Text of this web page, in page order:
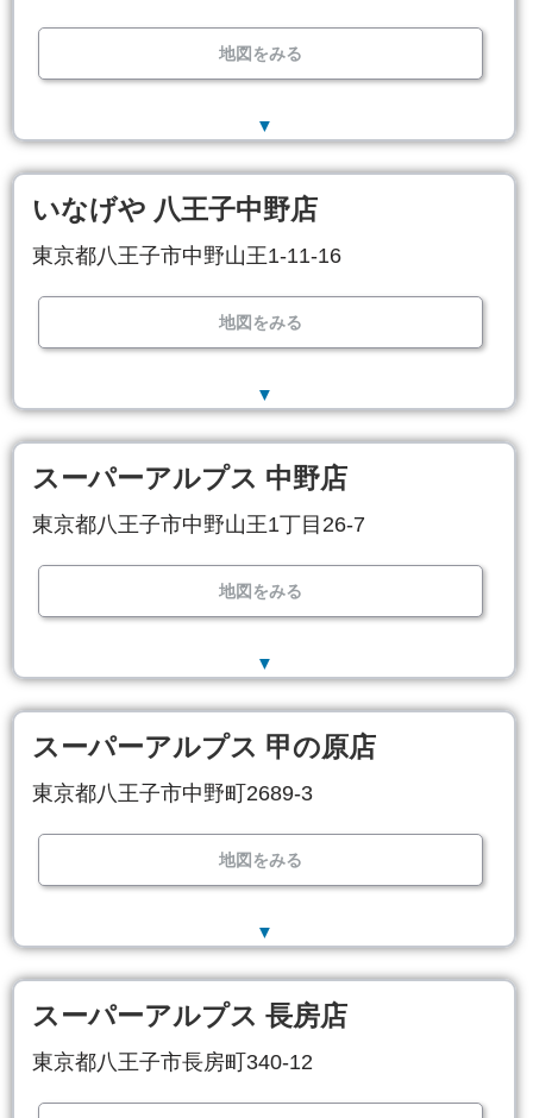
地図をみる
▼
いなげや 八王子中野店
東京都八王子市中野山王1-11-16
地図をみる
▼
スーパーアルプス 中野店
東京都八王子市中野山王1丁目26-7
地図をみる
▼
スーパーアルプス 甲の原店
東京都八王子市中野町2689-3
地図をみる
▼
スーパーアルプス 長房店
東京都八王子市長房町340-12